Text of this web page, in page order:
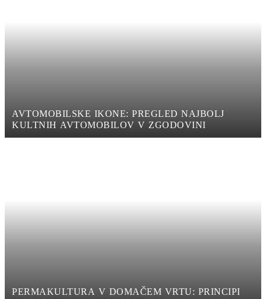
AVTOMOBILSKE IKONE: PREGLED NAJBOLJ
KULTNIH AVTOMOBILOV V ZGODOVINI
PERMAKULTURA V DOMAČEM VRTU: PRINCIPI